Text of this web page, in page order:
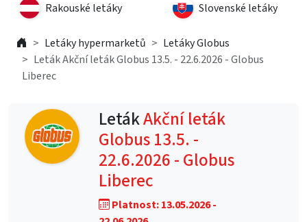
Rakouské letáky Slovenské letáky
Letáky hypermarketů
Letáky Globus
Leták Akční leták Globus 13.5. - 22.6.2026 - Globus
Liberec
LetákAkční leták
Globus 13.5. -
22.6.2026 - Globus
Liberec
Platnost: 13.05.2026 -